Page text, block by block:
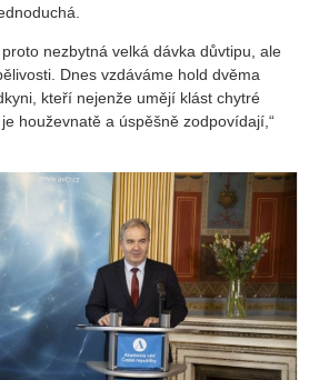
nezbytná velká dávka důvtipu, ale
Dnes vzdáváme hold dvěma
kteří nejenže umějí klást chytré
houževnatě a úspěšně zodpovídají,“